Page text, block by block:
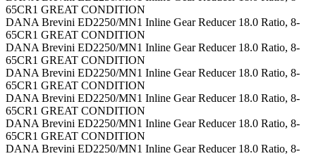
65CR1 GREAT CONDITION
DANA Brevini ED2250/MN1 Inline Gear Reducer 18.0 Ratio, 8-
65CR1 GREAT CONDITION
DANA Brevini ED2250/MN1 Inline Gear Reducer 18.0 Ratio, 8-
65CR1 GREAT CONDITION
DANA Brevini ED2250/MN1 Inline Gear Reducer 18.0 Ratio, 8-
65CR1 GREAT CONDITION
DANA Brevini ED2250/MN1 Inline Gear Reducer 18.0 Ratio, 8-
65CR1 GREAT CONDITION
DANA Brevini ED2250/MN1 Inline Gear Reducer 18.0 Ratio, 8-
65CR1 GREAT CONDITION
DANA Brevini ED2250/MN1 Inline Gear Reducer 18.0 Ratio, 8-